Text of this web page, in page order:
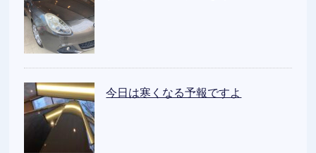
今日は寒くなる予報ですよ